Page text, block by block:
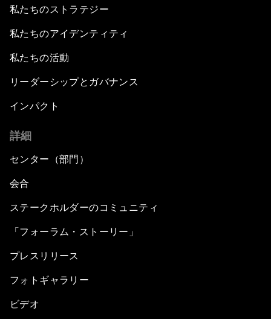
私たちのストラテジー
私たちのアイデンティティ
私たちの活動
リーダーシップとガバナンス
インパクト
詳細
センター（部門）
会合
ステークホルダーのコミュニティ
「フォーラム・ストーリー」
プレスリリース
フォトギャラリー
ビデオ